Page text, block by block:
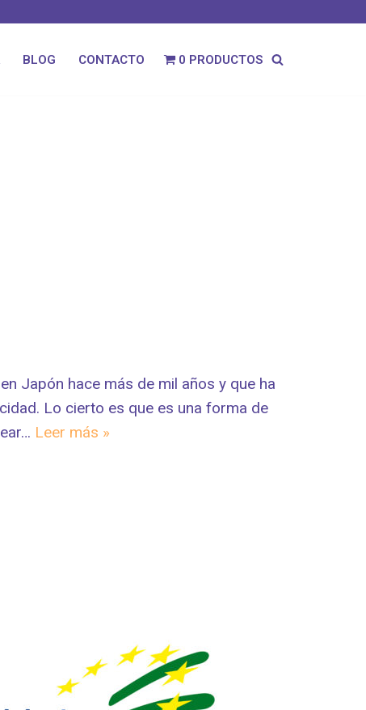
BLOG CONTACTO 0 PRODUCTOS
Japón hace más de mil años y que ha
Lo cierto es que es una forma de
Leer más »